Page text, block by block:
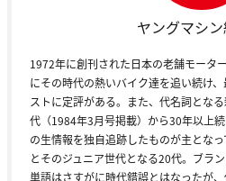
ヤングマシ
1972年に創刊された日本の老舗モータ
にその時代の熱いバイク達を追い続け
ストに定評がある。また、代名詞とな
代（1984年3月号掲載）から30年以上
の生情報を独自追跡したものが主とな
とそのジュニア世代となる20代。ブラ
単語はさすがに時代錯誤とはなったが